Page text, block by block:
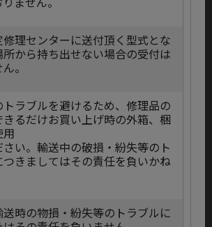
修理センターに送付頂く型式とな
所から持ち出せない場合の受付は
。
ラブルを避けるため、修理品の
るだけお買い上げ時の外箱、梱
用
さい。輸送中の破損・紛失等のト
つきましてはその責任を負いかね
時の物損・紛失等のトラブルに